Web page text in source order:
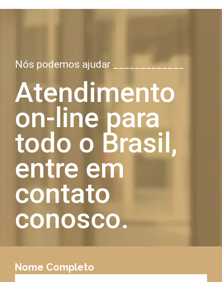
Nós podemos ajudar _____________
Atendimento
on-line para
todo o Brasil,
entre em
contato
conosco.
Nome Completo